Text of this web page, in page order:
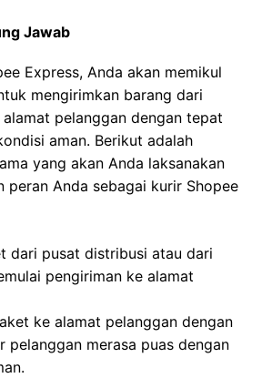
Jawab
Express, Anda akan memikul
mengirimkan barang dari
pelanggan dengan tepat
aman. Berikut adalah
yang akan Anda laksanakan
peran Anda sebagai kurir Shopee
dari pusat distribusi atau dari
pengiriman ke alamat
ke alamat pelanggan dengan
pelanggan merasa puas dengan